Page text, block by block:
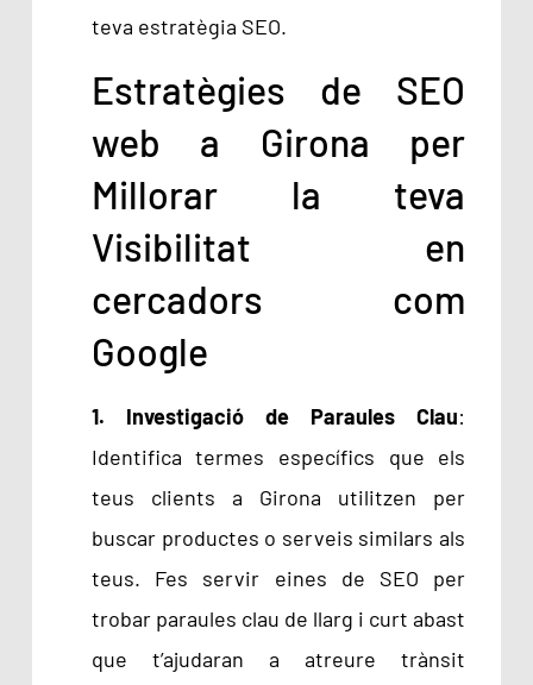
teva estratègia SEO.
Estratègies de SEO
web a Girona per
Millorar la teva
Visibilitat en
cercadors com
Google
1. Investigació de Paraules Clau:
Identifica termes específics que els
teus clients a Girona utilitzen per
buscar productes o serveis similars als
teus. Fes servir eines de SEO per
trobar paraules clau de llarg i curt abast
que t’ajudaran a atreure trànsit